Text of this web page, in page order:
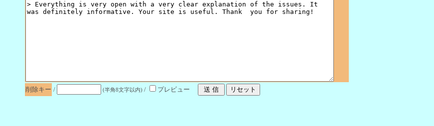
削除キー / (半角8文字以内) / プレビュー